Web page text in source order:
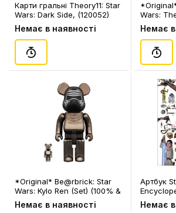
Карти гральні Theory11: Star
Wars: Dark Side, (120052)
Немає в наявності
Wars:
Kylo Ren
400%),
Немає в
*Original* Be@rbrick: Star
Wars: Kylo Ren (Set) (100% &
400%) (Chrome), (584133)
Немає в наявності
Артбук
Немає в